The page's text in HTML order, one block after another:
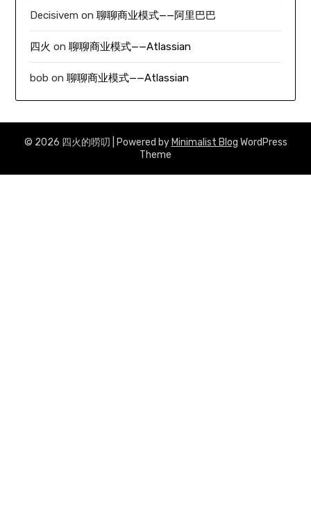
Decisivem on聊聊商业模式——阿里巴巴
四火 on聊聊商业模式——Atlassian
bob on聊聊商业模式——Atlassian
© 2026 四火的唠叨 | Powered by Minimalist Blog WordPress
Theme